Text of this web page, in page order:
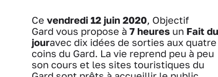
Ce vendredi 12 juin 2020, Objectif
Gard vous propose à 7 heures un Fait du
jouravec dix idées de sorties aux quatre
coins du Gard. La vie reprend peu à peu
son cours et les sites touristiques du